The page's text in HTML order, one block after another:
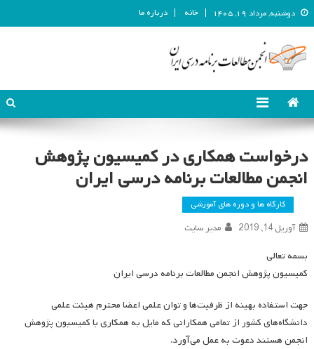
دوشنبه, مرداد ۱۹, ۱۴۰۵ خانه درباره ما
انجمن مطالعات برنامه درسی ایران
درخواست همکاری در کمیسیون پژوهش
انجمن مطالعات برنامه درسی ایران
کارگاه ها و دوره های آموزشی
آوریل 14, 2019 مدیر سایت
بسمه تعالی
کمیسیون پژوهش انجمن مطالعات برنامه درسی ایران
جهت استفاده بهینه از ظرفیت‌ها و توان علمی اعضا محترم هیئت علمی
دانشگاه‌های کشور از تمامی همکارانی که مایل به همکاری با کمیسیون پژوهش
انجمن هستند دعوت به عمل می‌آورد.